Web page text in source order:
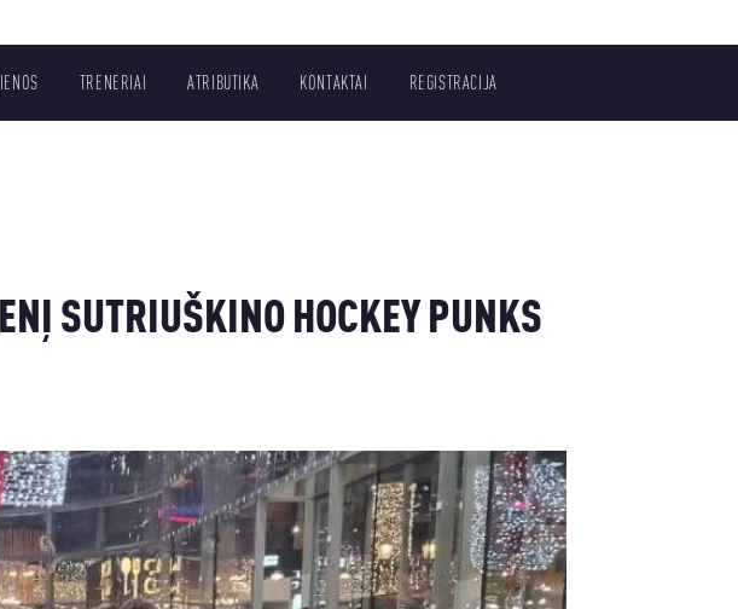
TRENERIAI ATRIBUTIKA KONTAKTAI REGISTRACIJA
SUTRIUŠKINO HOCKEY PUNKS